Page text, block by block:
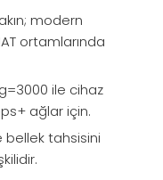
modern
ortamlarında
ile cihaz
ağlar için.
tahsisini